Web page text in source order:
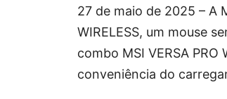
27 de maio de 2025 – A
WIRELESS, um mouse
combo MSI VERSA PRO
conveniência do